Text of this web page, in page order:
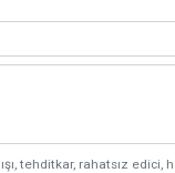
tehditkar, rahatsız edici,